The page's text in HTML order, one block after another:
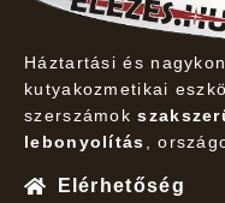
Háztartási és
kutyakozmetikai
szerszámok
lebonyolítás
,
Elérhetőség